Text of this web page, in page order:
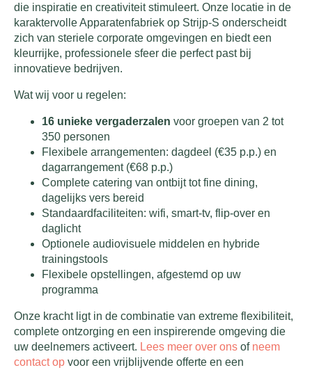
die inspiratie en creativiteit stimuleert. Onze locatie in de
karaktervolle Apparatenfabriek op Strijp-S onderscheidt
zich van steriele corporate omgevingen en biedt een
kleurrijke, professionele sfeer die perfect past bij
innovatieve bedrijven.
Wat wij voor u regelen:
16 unieke vergaderzalen voor groepen van 2 tot
350 personen
Flexibele arrangementen: dagdeel (€35 p.p.) en
dagarrangement (€68 p.p.)
Complete catering van ontbijt tot fine dining,
dagelijks vers bereid
Standaardfaciliteiten: wifi, smart-tv, flip-over en
daglicht
Optionele audiovisuele middelen en hybride
trainingstools
Flexibele opstellingen, afgestemd op uw
programma
Onze kracht ligt in de combinatie van extreme flexibiliteit,
complete ontzorging en een inspirerende omgeving die
uw deelnemers activeert. Lees meer over ons of neem
contact op voor een vrijblijvende offerte en een